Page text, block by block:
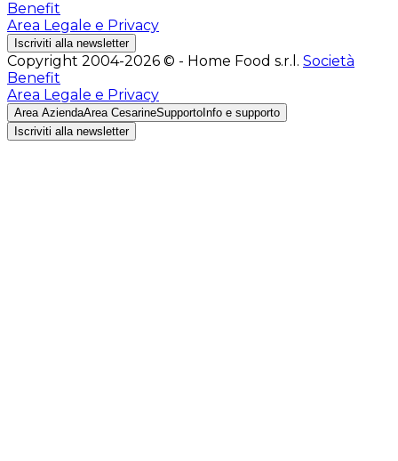
Benefit
Area Legale e Privacy
Iscriviti alla newsletter
Copyright 2004-2026 © - Home Food s.r.l. Società
Benefit
Area Legale e Privacy
Area AziendaArea CesarineSupporto Info e supporto
Iscriviti alla newsletter